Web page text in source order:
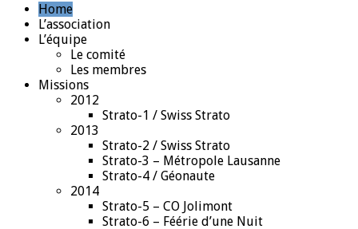
Home
L’association
L’équipe
Le comité
Les membres
Missions
2012
Strato-1 / Swiss Strato
2013
Strato-2 / Swiss Strato
Strato-3 – Métropole Lausanne
Strato-4 / Géonaute
2014
Strato-5 – CO Jolimont
Strato-6 – Féérie d’une Nuit